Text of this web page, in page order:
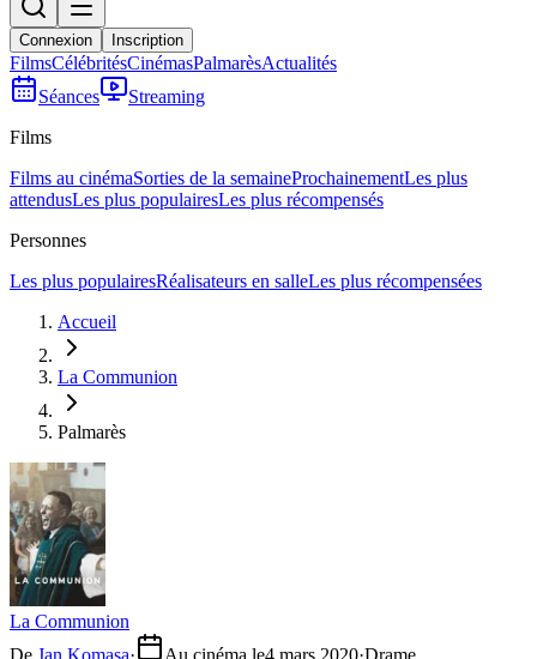
Connexion Inscription
FilmsCélébritésCinémasPalmarèsActualités
Séances
Streaming
Films
Films au cinémaSorties de la semaineProchainementLes plus
attendusLes plus populairesLes plus récompensés
Personnes
Les plus populairesRéalisateurs en salleLes plus récompensées
Accueil
La Communion
Palmarès
La Communion
De Jan Komasa· Au cinéma le4 mars 2020·Drame